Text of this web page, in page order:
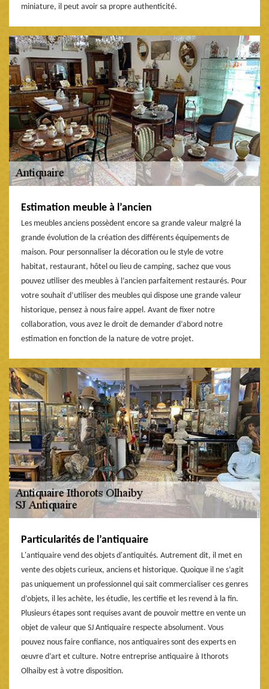
miniature, il peut avoir sa propre authenticité.
Estimation meuble à l’ancien
Les meubles anciens possèdent encore sa grande valeur malgré la
grande évolution de la création des différents équipements de
maison. Pour personnaliser la décoration ou le style de votre
habitat, restaurant, hôtel ou lieu de camping, sachez que vous
pouvez utiliser des meubles à l’ancien parfaitement restaurés. Pour
votre souhait d’utiliser des meubles qui dispose une grande valeur
historique, pensez à nous faire appel. Avant de fixer notre
collaboration, vous avez le droit de demander d’abord notre
estimation en fonction de la nature de votre projet.
Particularités de l’antiquaire
L'antiquaire vend des objets d'antiquités. Autrement dit, il met en
vente des objets curieux, anciens et historique. Quoique il ne s’agit
pas uniquement un professionnel qui sait commercialiser ces genres
d’objets, il les achète, les étudie, les certifie et les revend à la fin.
Plusieurs étapes sont requises avant de pouvoir mettre en vente un
objet de valeur que SJ Antiquaire respecte absolument. Vous
pouvez nous faire confiance, nos antiquaires sont des experts en
œuvre d’art et culture. Notre entreprise antiquaire à Ithorots
Olhaiby est à votre disposition.